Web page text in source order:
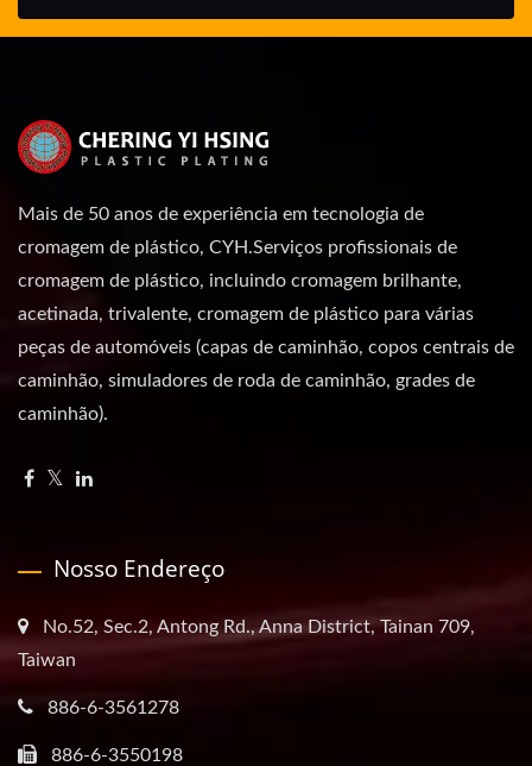
Mais de 50 anos de experiência em tecnologia de
cromagem de plástico, CYH.Serviços profissionais de
cromagem de plástico, incluindo cromagem brilhante,
acetinada, trivalente, cromagem de plástico para várias
peças de automóveis (capas de caminhão, copos centrais de
caminhão, simuladores de roda de caminhão, grades de
caminhão).
Nosso Endereço
No.52, Sec.2, Antong Rd., Anna District, Tainan 709,
Taiwan
886-6-3561278
886-6-3550198